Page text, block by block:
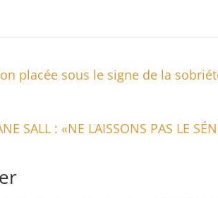
placée sous le signe de la
SALL : «NE LAISSONS PAS LE